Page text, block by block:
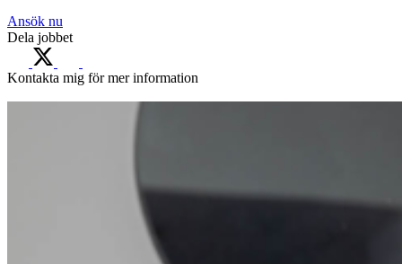
Ansök nu
Dela jobbet
Kontakta mig för mer information